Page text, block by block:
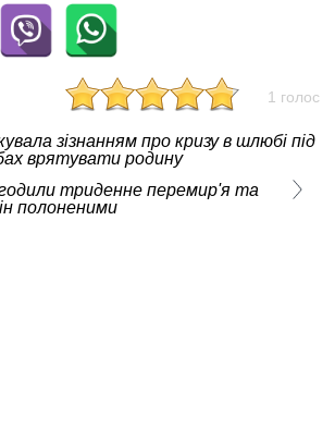
1 голос
зізнанням про кризу в шлюбі під
врятувати родину
триденне перемир'я та
полоненими